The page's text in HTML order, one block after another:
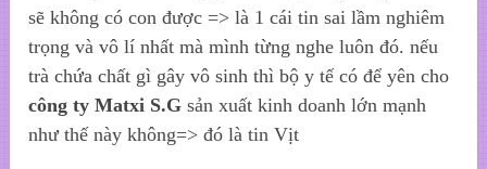
sẽ không có con được => là 1 cái tin sai lầm nghiêm
trọng và vô lí nhất mà mình từng nghe luôn đó. nếu
trà chứa chất gì gây vô sinh thì bộ y tế có để yên cho
công ty Matxi S.G sản xuất kinh doanh lớn mạnh
như thế này không=> đó là tin Vịt